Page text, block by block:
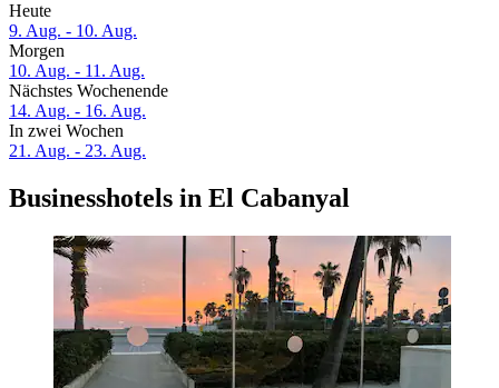
Heute
9. Aug. - 10. Aug.
Morgen
10. Aug. - 11. Aug.
Nächstes Wochenende
14. Aug. - 16. Aug.
In zwei Wochen
21. Aug. - 23. Aug.
Businesshotels in El Cabanyal